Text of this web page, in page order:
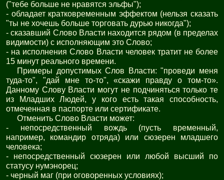
("тебе больше не нравятся эльфы");
- обладает кратковременным эффектом (нельзя сказать
"ты не хочешь больше торговать дурью никогда");
- сказавший Слово Власти находится рядом (в пределах
видимости) с исполняющим это Слово;
- на исполнения Слово Власти человек тратит не более
15 минут реального времени.
Примеры допустимых Слов Власти: "проведи меня
туда-то", "дай мне то-то", «скажи правду о том-то».
Данному Слову Власти могут не подчиняться только те
из Младших Людей, у кого есть такая способность,
отмеченная в паспорте или сертификате.
Отменить Слово Власти может:
- непосредственный вождь (пусть временный,
например, командир отряда) или сюзерен младшего
человека;
- непосредственный сюзерен или любой высший по
статусу нумэнорец;
- черный маг (при оговоренных условиях);